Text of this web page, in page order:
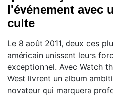
l'événement avec
culte
Le 8 août 2011, deux des
américain unissent leurs
exceptionnel. Avec Watch
West livrent un album
novateur qui marquera